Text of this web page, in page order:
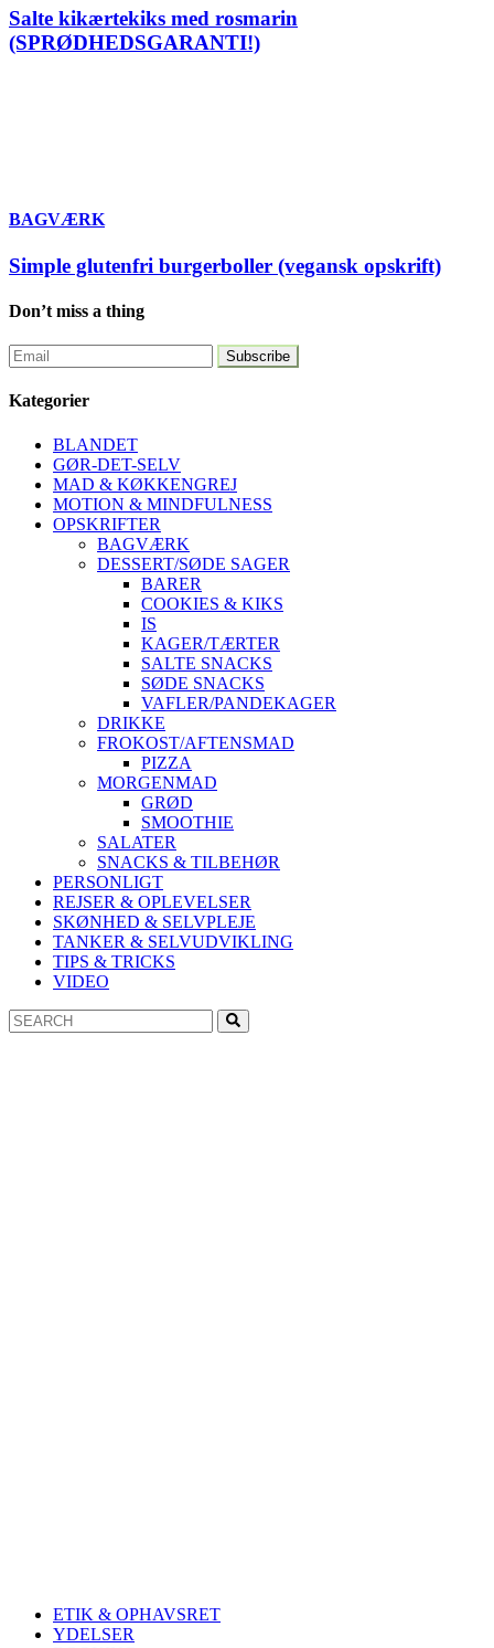
Salte kikærtekiks med rosmarin
(SPRØDHEDSGARANTI!)
BAGVÆRK
Simple glutenfri burgerboller (vegansk opskrift)
Don’t miss a thing
Kategorier
BLANDET
GØR-DET-SELV
MAD & KØKKENGREJ
MOTION & MINDFULNESS
OPSKRIFTER
BAGVÆRK
DESSERT/SØDE SAGER
BARER
COOKIES & KIKS
IS
KAGER/TÆRTER
SALTE SNACKS
SØDE SNACKS
VAFLER/PANDEKAGER
DRIKKE
FROKOST/AFTENSMAD
PIZZA
MORGENMAD
GRØD
SMOOTHIE
SALATER
SNACKS & TILBEHØR
PERSONLIGT
REJSER & OPLEVELSER
SKØNHED & SELVPLEJE
TANKER & SELVUDVIKLING
TIPS & TRICKS
VIDEO
Search
for:
ETIK & OPHAVSRET
YDELSER